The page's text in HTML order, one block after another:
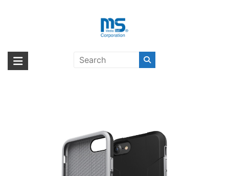
海外輸入ブランド商品｜株式会社
海外事業部が取り揃えている海外輸入商品には、日本では珍しい「海外ブ
ランド」をはじめ「ユニークな商品」「機能的な商品」「コストパフォー
iPhone 7 Black/Grey〔アディダ